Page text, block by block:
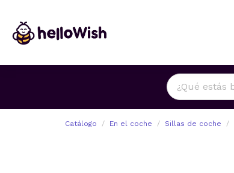
Catálogo En el coche Sillas de coche